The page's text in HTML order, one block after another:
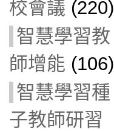
校會議 (220)
智慧學習教
師增能 (106)
智慧學習種
子教師研習